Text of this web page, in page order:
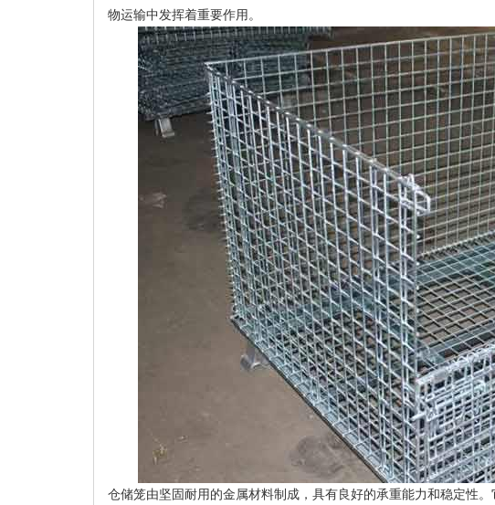
物运输中发挥着重要作用。
仓储笼由坚固耐用的金属材料制成，具有良好的承重能力和稳定性